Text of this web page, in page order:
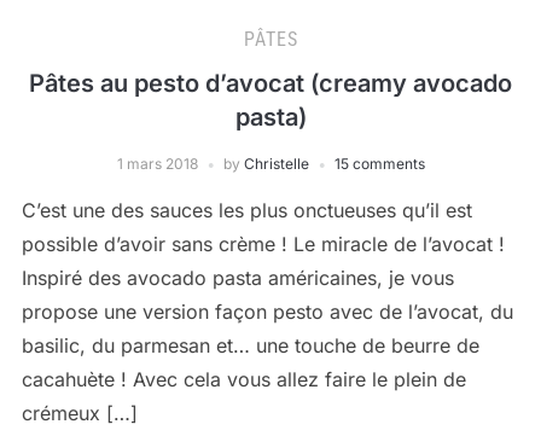
PÂTES
Pâtes au pesto d’avocat (creamy avocado
pasta)
1 mars 2018 by Christelle 15 comments
C’est une des sauces les plus onctueuses qu’il est
possible d’avoir sans crème ! Le miracle de l’avocat !
Inspiré des avocado pasta américaines, je vous
propose une version façon pesto avec de l’avocat, du
basilic, du parmesan et… une touche de beurre de
cacahuète ! Avec cela vous allez faire le plein de
crémeux […]